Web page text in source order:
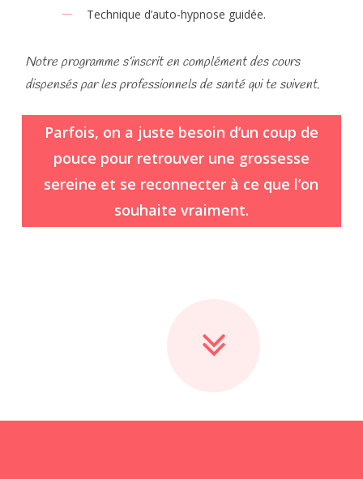
Technique d’auto-hypnose guidée.
Notre programme s’inscrit en complément des cours
dispensés par les professionnels de santé qui te suivent.
Parfois, on a juste besoin d’un coup de
pouce pour retrouver une grossesse
sereine et se reconnecter à ce que l’on
souhaite vraiment.